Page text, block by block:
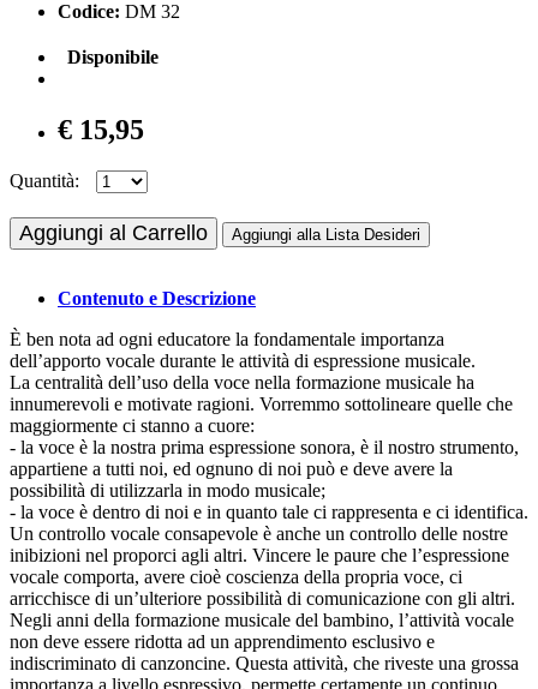
Codice: DM 32
Disponibile
€ 15,95
Quantità:
Aggiungi al Carrello Aggiungi alla Lista Desideri
Contenuto e Descrizione
È ben nota ad ogni educatore la fondamentale importanza
dell’apporto vocale durante le attività di espressione musicale.
La centralità dell’uso della voce nella formazione musicale ha
innumerevoli e motivate ragioni. Vorremmo sottolineare quelle che
maggiormente ci stanno a cuore:
- la voce è la nostra prima espressione sonora, è il nostro strumento,
appartiene a tutti noi, ed ognuno di noi può e deve avere la
possibilità di utilizzarla in modo musicale;
- la voce è dentro di noi e in quanto tale ci rappresenta e ci identifica.
Un controllo vocale consapevole è anche un controllo delle nostre
inibizioni nel proporci agli altri. Vincere le paure che l’espressione
vocale comporta, avere cioè coscienza della propria voce, ci
arricchisce di un’ulteriore possibilità di comunicazione con gli altri.
Negli anni della formazione musicale del bambino, l’attività vocale
non deve essere ridotta ad un apprendimento esclusivo e
indiscriminato di canzoncine. Questa attività, che riveste una grossa
importanza a livello espressivo, permette certamente un continuo